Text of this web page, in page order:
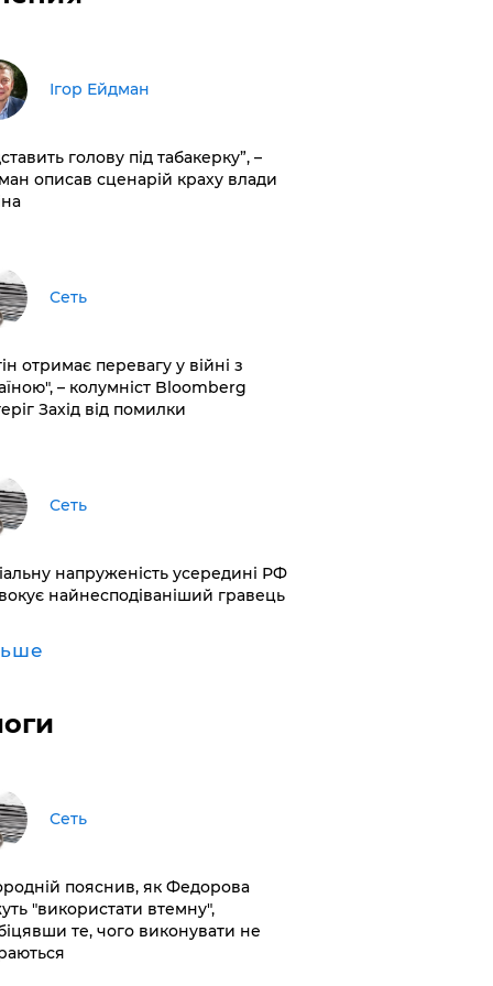
Ігор Ейдман
голову під табакерку”, –
описав сценарій краху влади
Сеть
отримає перевагу у війні з
– колумніст Bloomberg
Захід від помилки
Сеть
напруженість усередині РФ
найнесподіваніший гравець
Сеть
пояснив, як Федорова
"використати втемну",
те, чого виконувати не